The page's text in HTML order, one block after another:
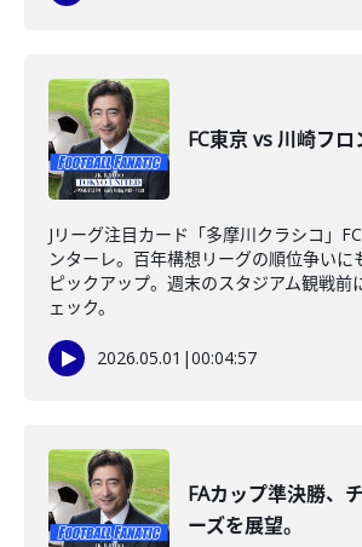
FC東京 vs 川崎フロ
Jリーグ注目カード「多摩川クラシコ」
ンターレ。百年構想リーグの順位争いに
ピックアップ。週末のスタジアム観戦前
ェック。
2026.05.01 |00:04:57
FAカップ準決勝、
ーズを展望。